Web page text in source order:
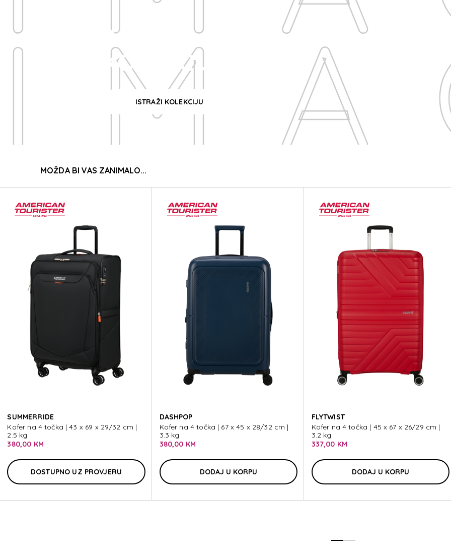
IMAGE
KOLEKCIJA
ISTRAŽI KOLEKCIJU
MOŽDA BI VAS ZANIMALO...
SUMMERRIDE
Kofer na 4 točka | 43 x 69 x 29/32 cm |
2.5 kg
380,00 KM
DOSTUPNO UZ PROVJERU
DASHPOP
Kofer na 4 točka | 67 x 45 x 28/32 cm |
3.3 kg
380,00 KM
DODAJ U KORPU
FLYTWIST
Kofer na 4 točka | 45 x 67 x 26/29 cm |
3.2 kg
337,00 KM
DODAJ U KORPU